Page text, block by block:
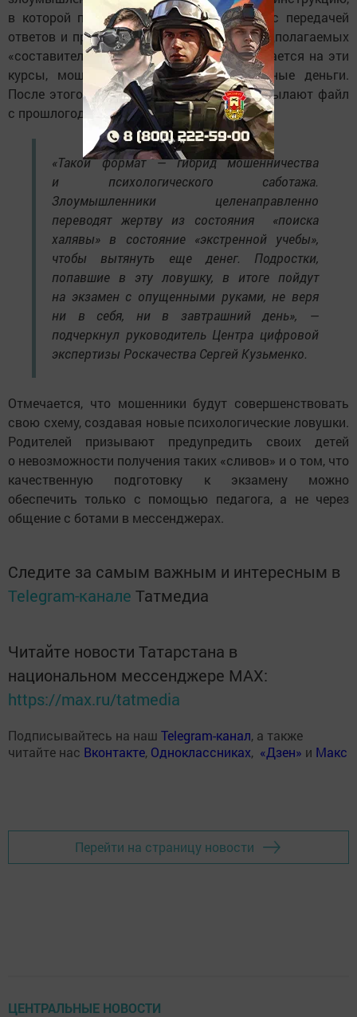
в которой предупреждают о трудностях с передачей
ответов и предлагают видеокурсы от предполагаемых
«составителей КИМ». Если жертва соглашается на эти
курсы, мошенник получает дополнительные деньги.
После этого аферисты исчезают или присылают файл
с прошлогодними ответами.
«Такой формат — гибрид мошенничества
и психологического саботажа.
Злоумышленники целенаправленно
переводят жертву из состояния «поиска
халявы» в состояние «экстренной учебы»,
чтобы вытянуть еще денег. Подростки,
попавшие в эту ловушку, в итоге пойдут
на экзамен с опущенными руками, не веря
ни в себя, ни в завтрашний день», —
подчеркнул руководитель Центра цифровой
экспертизы Роскачества Сергей Кузьменко.
Отмечается, что мошенники будут совершенствовать
свою схему, создавая новые психологические ловушки.
Родителей призывают предупредить своих детей
о невозможности получения таких «сливов» и о том, что
качественную подготовку к экзамену можно
обеспечить только с помощью педагога, а не через
общение с ботами в мессенджерах.
Следите за самым важным и интересным в
Telegram-канале Татмедиа
Читайте новости Татарстана в
национальном мессенджере MАХ:
https://max.ru/tatmedia
Подписывайтесь на наш Telegram-канал, а также
читайте нас Вконтакте, Одноклассниках, «Дзен» и Макс
Перейти на страницу новости
ЦЕНТРАЛЬНЫЕ НОВОСТИ